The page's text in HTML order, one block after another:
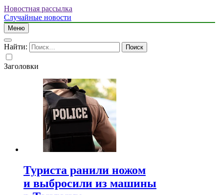
Новостная рассылка
Случайные новости
Меню
Найти:
Заголовки
Туриста ранили ножом
и выбросили из машины